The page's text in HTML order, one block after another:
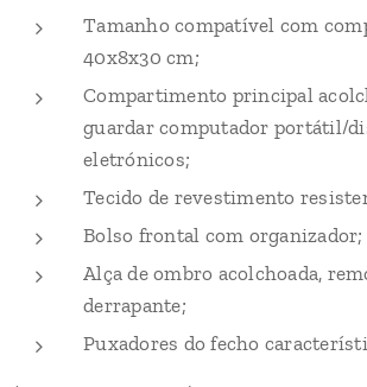
Tamanho compatível com
40x8x30 cm;
Compartimento principal
guardar computador portátil/
eletrónicos;
Tecido de revestimento
Bolso frontal com organizador;
Alça de ombro acolchoada,
derrapante;
Puxadores do fecho